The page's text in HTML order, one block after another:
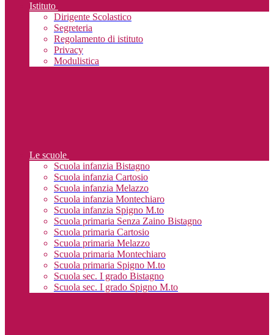
Istituto
Dirigente Scolastico
Segreteria
Regolamento di istituto
Privacy
Modulistica
Le scuole
Scuola infanzia Bistagno
Scuola infanzia Cartosio
Scuola infanzia Melazzo
Scuola infanzia Montechiaro
Scuola infanzia Spigno M.to
Scuola primaria Senza Zaino Bistagno
Scuola primaria Cartosio
Scuola primaria Melazzo
Scuola primaria Montechiaro
Scuola primaria Spigno M.to
Scuola sec. I grado Bistagno
Scuola sec. I grado Spigno M.to